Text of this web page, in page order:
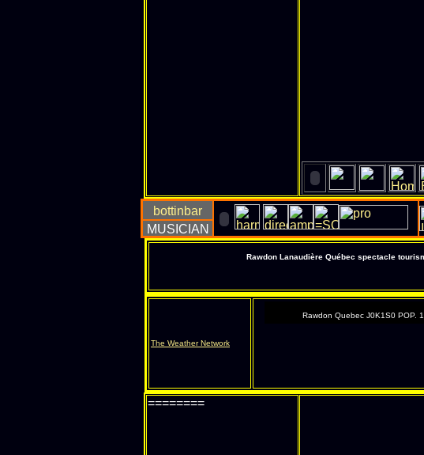
Rawdon Lanaudière Québec spectacle
The Weather Network
Rawdon Quebec J0K1S0 POP.
========